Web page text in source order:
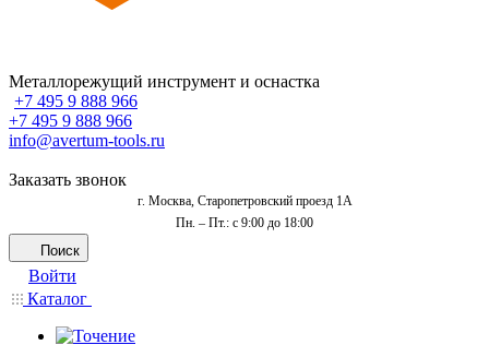
Металлорежущий инструмент и оснастка
+7 495 9 888 966
+7 495 9 888 966
info@avertum-tools.ru
Заказать звонок
г. Москва, Старопетровский проезд 1А
Пн. – Пт.: с 9:00 до 18:00
Поиск
Войти
Каталог